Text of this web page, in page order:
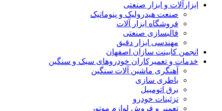
ابزارآلات و ابزار صنعتی
صنعت هیدرولیک و پنوماتیک
فروشگاه ابزار آلات
قالبسازی صنعتی
مهندسی ابزار دقیق
انجمن کابینت سازان اصفهان
خدمات و تعمیرکاران خودروهای سبک و سنگین
آهنگری ماشین آلات سنگین
باطری سازی
برق اتومبیل
تزئینات خودرو
تعمیر و فروش لوازم موتور